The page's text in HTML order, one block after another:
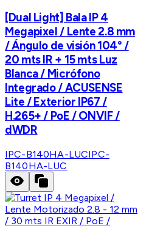
[Dual Light] Bala IP 4
Megapixel / Lente 2.8 mm
/ Ángulo de visión 104° /
20 mts IR + 15 mts Luz
Blanca / Micrófono
Integrado / ACUSENSE
Lite / Exterior IP67 /
H.265+ / PoE / ONVIF /
dWDR
IPC-B140HA-LUCIPC-
B140HA-LUC